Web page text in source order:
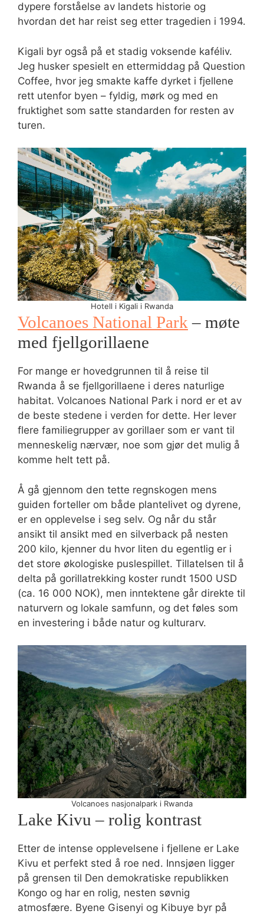
dypere forståelse av landets historie og
hvordan det har reist seg etter tragedien i 1994.
Kigali byr også på et stadig voksende kaféliv.
Jeg husker spesielt en ettermiddag på Question
Coffee, hvor jeg smakte kaffe dyrket i fjellene
rett utenfor byen – fyldig, mørk og med en
fruktighet som satte standarden for resten av
turen.
Hotell i Kigali i Rwanda
Volcanoes National Park – møte
med fjellgorillaene
For mange er hovedgrunnen til å reise til
Rwanda å se fjellgorillaene i deres naturlige
habitat. Volcanoes National Park i nord er et av
de beste stedene i verden for dette. Her lever
flere familiegrupper av gorillaer som er vant til
menneskelig nærvær, noe som gjør det mulig å
komme helt tett på.
Å gå gjennom den tette regnskogen mens
guiden forteller om både plantelivet og dyrene,
er en opplevelse i seg selv. Og når du står
ansikt til ansikt med en silverback på nesten
200 kilo, kjenner du hvor liten du egentlig er i
det store økologiske puslespillet. Tillatelsen til å
delta på gorillatrekking koster rundt 1500 USD
(ca. 16 000 NOK), men inntektene går direkte til
naturvern og lokale samfunn, og det føles som
en investering i både natur og kulturarv.
Volcanoes nasjonalpark i Rwanda
Lake Kivu – rolig kontrast
Etter de intense opplevelsene i fjellene er Lake
Kivu et perfekt sted å roe ned. Innsjøen ligger
på grensen til Den demokratiske republikken
Kongo og har en rolig, nesten søvnig
atmosfære. Byene Gisenyi og Kibuye byr på